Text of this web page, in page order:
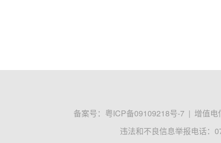
备案号： 粤ICP备09109218号-7 | 增值电
违法和不良信息举报电话：